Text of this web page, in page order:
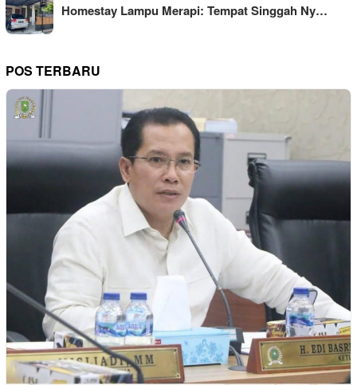
Homestay Lampu Merapi: Tempat Singgah Ny…
POS TERBARU